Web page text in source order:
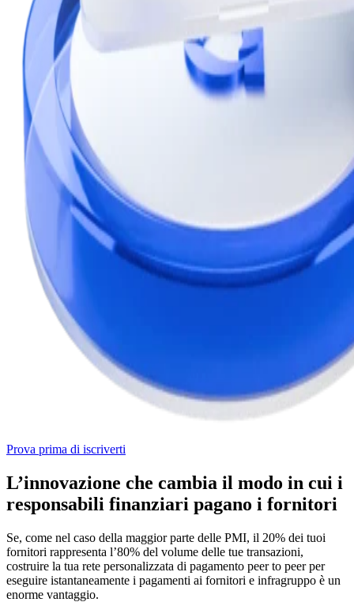
Prova prima di iscriverti
L’innovazione che cambia il modo in cui i
responsabili finanziari pagano i fornitori
Se, come nel caso della maggior parte delle PMI, il 20% dei tuoi
fornitori rappresenta l’80% del volume delle tue transazioni,
costruire la tua rete personalizzata di pagamento peer to peer per
eseguire istantaneamente i pagamenti ai fornitori e infragruppo è un
enorme vantaggio.